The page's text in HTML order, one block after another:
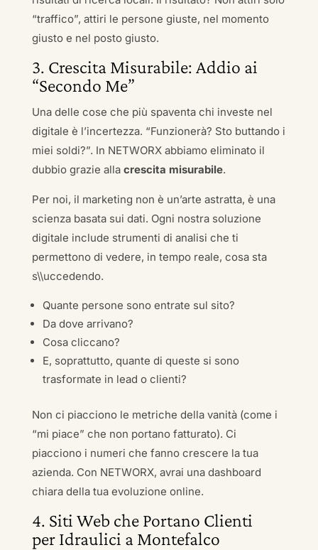
“traffico”, attiri le persone giuste, nel momento
giusto e nel posto giusto.
3. Crescita Misurabile: Addio ai
“Secondo Me”
Una delle cose che più spaventa chi investe nel
digitale è l’incertezza. “Funzionerà? Sto buttando i
miei soldi?”. In NETWORX abbiamo eliminato il
dubbio grazie alla crescita misurabile.
Per noi, il marketing non è un’arte astratta, è una
scienza basata sui dati. Ogni nostra soluzione
digitale include strumenti di analisi che ti
permettono di vedere, in tempo reale, cosa sta
s\\uccedendo.
Quante persone sono entrate sul sito?
Da dove arrivano?
Cosa cliccano?
E, soprattutto, quante di queste si sono
trasformate in lead o clienti?
Non ci piacciono le metriche della vanità (come i
“mi piace” che non portano fatturato). Ci
piacciono i numeri che fanno crescere la tua
azienda. Con NETWORX, avrai una dashboard
chiara della tua evoluzione online.
4. Siti Web che Portano Clienti
per Idraulici a Montefalco